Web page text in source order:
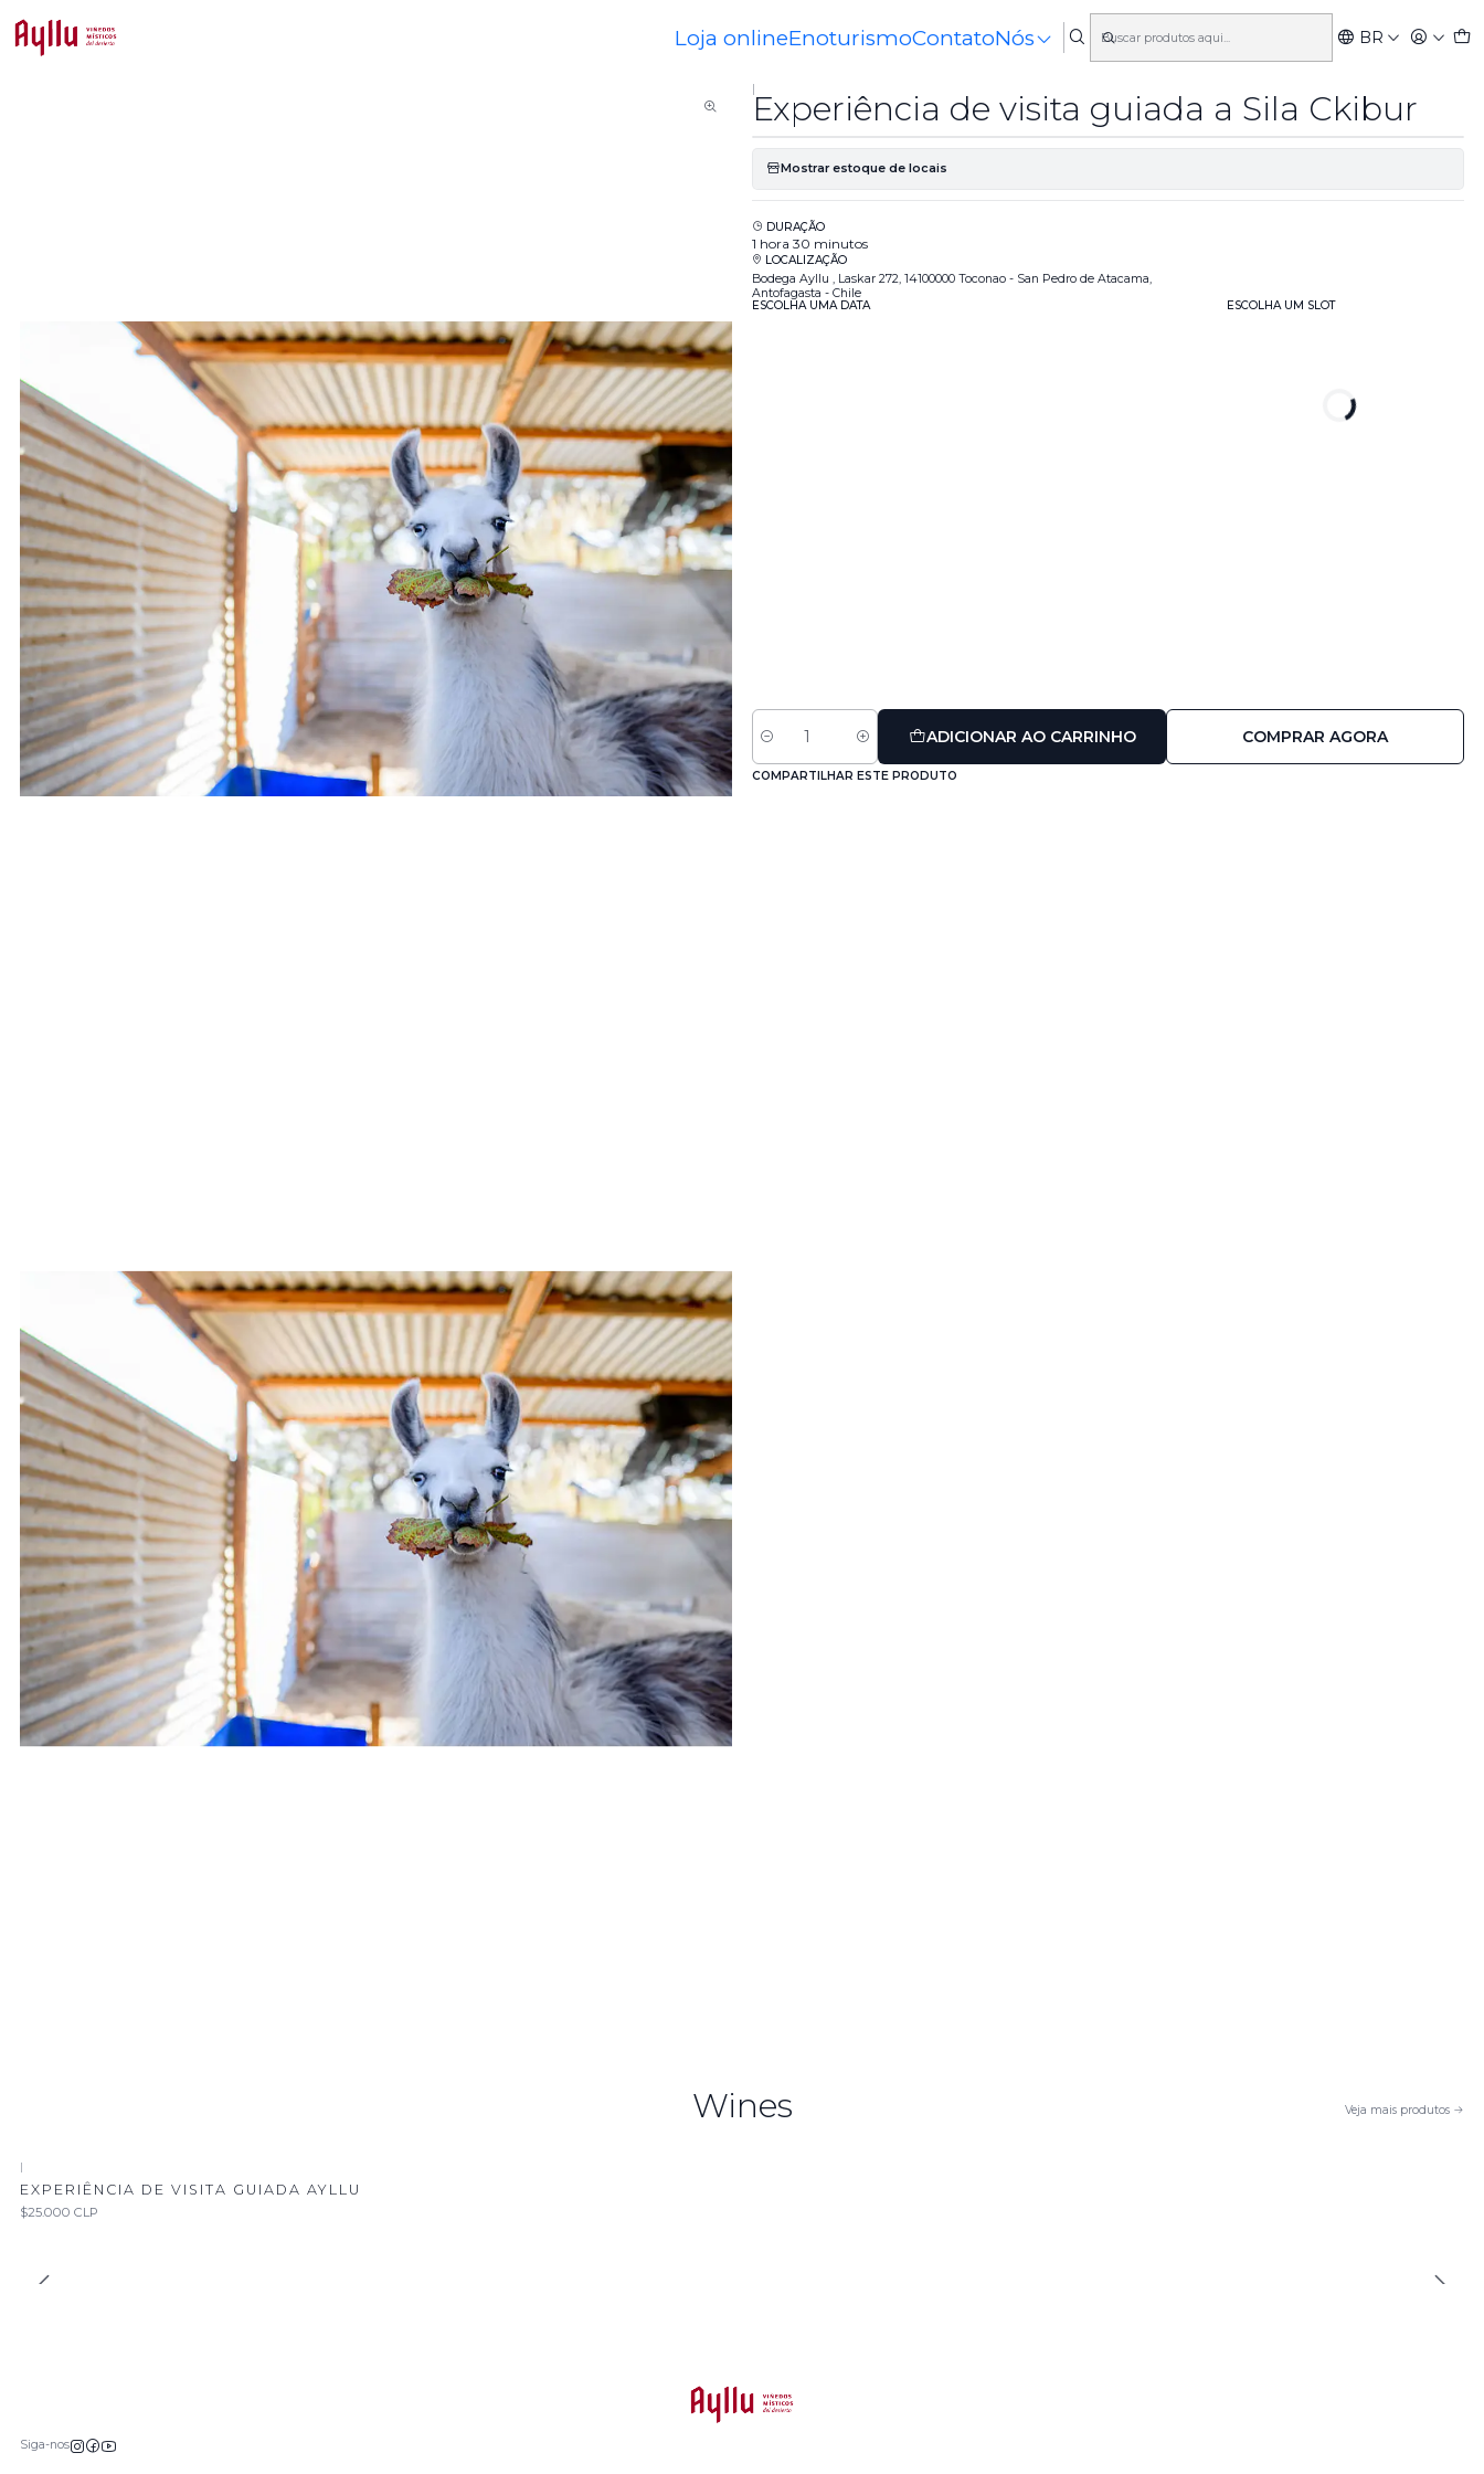
Loja onlineEnoturismoContatoNós BR
|Experiência de visita guiada a Sila Ckibur
Mostrar estoque de locais
DURAÇÃO
1 hora 30 minutos
LOCALIZAÇÃO
Bodega Ayllu , Laskar 272, 14100000 Toconao - San Pedro de Atacama,
Antofagasta - Chile
ESCOLHA UMA DATA
ESCOLHA UM SLOT
Quantidade ADICIONAR AO CARRINHO COMPRAR AGORA
COMPARTILHAR ESTE PRODUTO
Wines Veja mais produtos
|
EXPERIÊNCIA DE VISITA GUIADA AYLLU
$25.000 CLP
Siga-nos